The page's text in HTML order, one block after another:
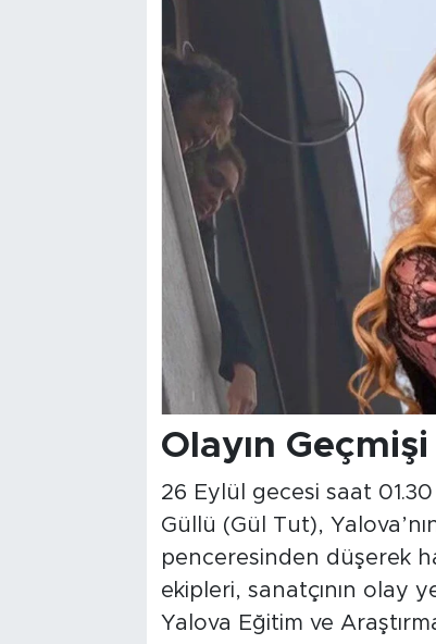
Olayın Geçmişi
26 Eylül gecesi saat
Güllü (Gül Tut),
penceresinden düşerek
ekipleri, sanatçının olay
Yalova Eğitim ve